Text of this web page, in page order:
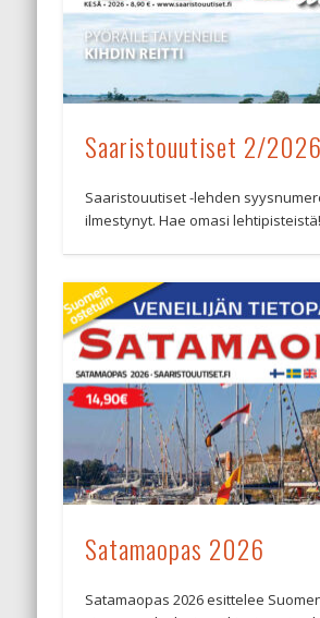
Saaristouutiset 2/2026
Saaristouutiset -lehden
ilmestynyt. Hae omasi lehtipisteistä!
Satamaopas 2026
Satamaopas 2026 esittelee